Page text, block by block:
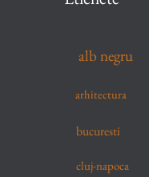
alb negru
arhitectura
bucuresti
cluj-napoca